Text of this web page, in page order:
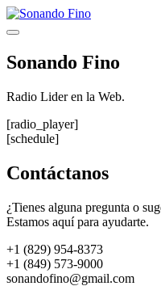
Saltar
al
Menú
Sonando Fino
Radio Lider en la Web.
[radio_player]
[schedule]
Contáctanos
¿Tienes alguna pregunta o
Estamos aquí para ayudarte.
+1 (829) 954-8373
+1 (849) 573-9000
sonandofino@gmail.com